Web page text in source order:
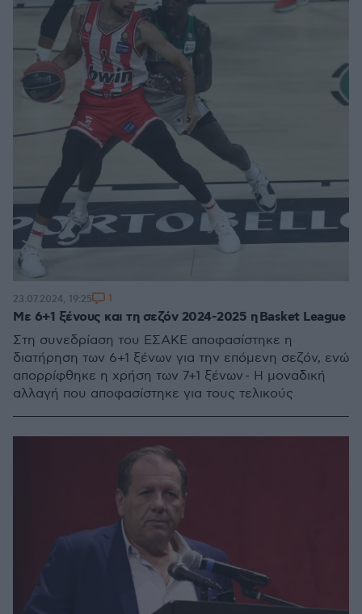
Με 6+1 ξένους και τη σεζόν 2024-2025 η Basket League
Στη συνεδρίαση του ΕΣΑΚΕ αποφασίστηκε η
διατήρηση των 6+1 ξένων για την επόμενη σεζόν, ενώ
απορρίφθηκε η χρήση των 7+1 ξένων - Η μοναδική
αλλαγή που αποφασίστηκε για τους τελικούς
23.07.2024, 19:25 1